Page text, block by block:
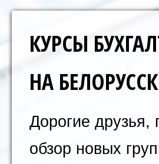
КУРСЫ
НА
Дорогие
обзор новых